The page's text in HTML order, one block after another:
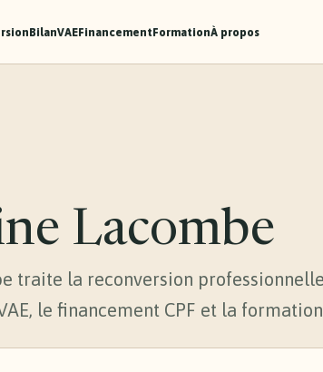
BilanVAEFinancementFormationÀ propos
Lacombe
traite la reconversion
le financement CPF et la